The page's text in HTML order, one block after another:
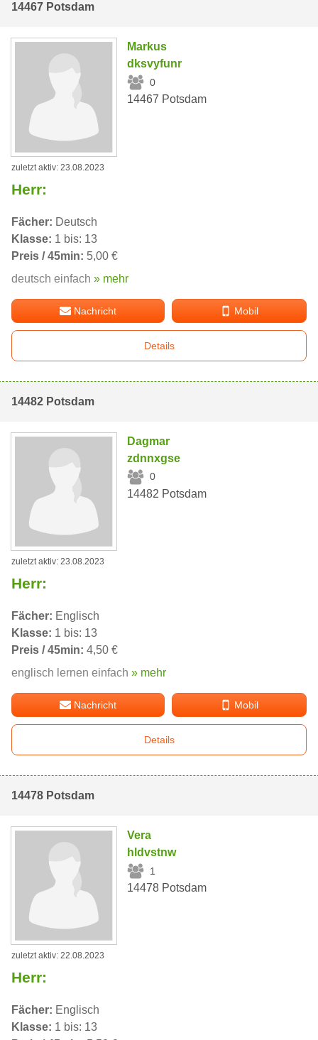
14467 Potsdam
Markus
dksvyfunr
0
14467 Potsdam
zuletzt aktiv: 23.08.2023
Herr:
Fächer: Deutsch
Klasse: 1 bis: 13
Preis / 45min: 5,00 €
deutsch einfach » mehr
Nachricht Mobil
Details
14482 Potsdam
Dagmar
zdnnxgse
0
14482 Potsdam
zuletzt aktiv: 23.08.2023
Herr:
Fächer: Englisch
Klasse: 1 bis: 13
Preis / 45min: 4,50 €
englisch lernen einfach » mehr
Nachricht Mobil
Details
14478 Potsdam
Vera
hldvstnw
1
14478 Potsdam
zuletzt aktiv: 22.08.2023
Herr:
Fächer: Englisch
Klasse: 1 bis: 13